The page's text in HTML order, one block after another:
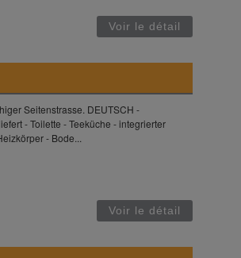
Voir le détail
Seitenstrasse. DEUTSCH -
- Toilette - Teeküche - integrierter
- Bode...
Voir le détail